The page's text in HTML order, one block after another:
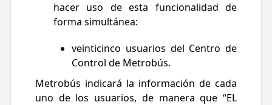
hacer uso de esta funcionalidad de
forma simultánea:
veinticinco usuarios del Centro de
Control de Metrobús.
Metrobús indicará la información de cada
uno de los usuarios, de manera que “EL